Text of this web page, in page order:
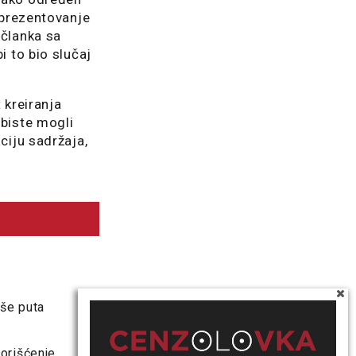
sa
to bio slučaj
kreiranja
mogli
sadržaja,
puta